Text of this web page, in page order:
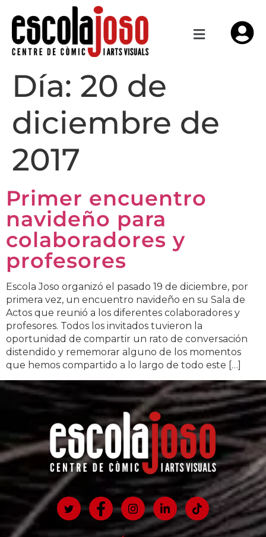
Día: 20 de
diciembre de
2017
Primer encuentro
navideño para
colaboradores y
profesores
Escola Joso organizó el pasado 19 de diciembre, por
primera vez, un encuentro navideño en su Sala de
Actos que reunió a los diferentes colaboradores y
profesores. Todos los invitados tuvieron la
oportunidad de compartir un rato de conversación
distendido y rememorar alguno de los momentos
que hemos compartido a lo largo de todo este […]